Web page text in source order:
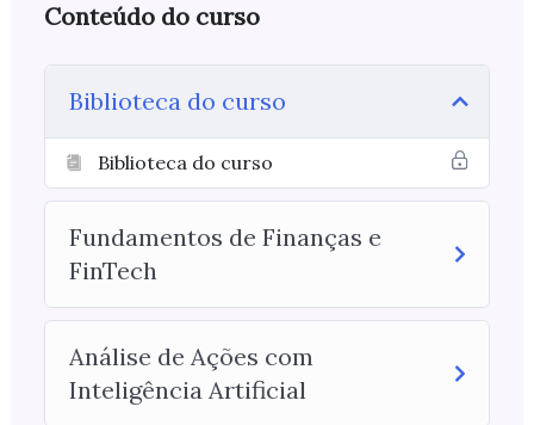
Conteúdo do curso
Biblioteca do curso
Biblioteca do curso
Fundamentos de Finanças e
FinTech
Análise de Ações com
Inteligência Artificial